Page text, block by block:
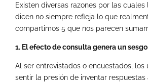
Existen diversas razones por las cuales
dicen no siempre refleja lo que
compartimos 5 que nos parecen
1. El efecto de consulta genera un
Al ser entrevistados o encuestados, los
sentir la presión de inventar